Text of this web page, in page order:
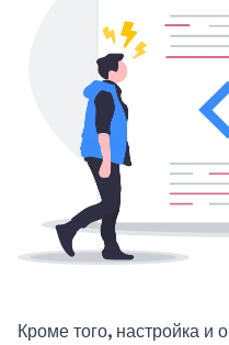
Кроме того, настройка